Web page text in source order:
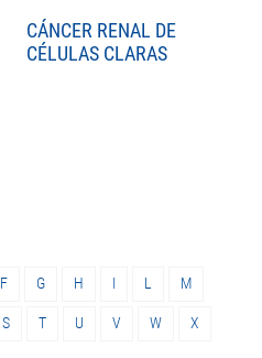
CÁNCER RENAL DE
CÉLULAS CLARAS
F G H I L M
S T U V W X